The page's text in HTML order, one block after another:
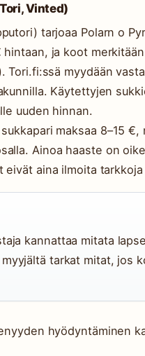
Vinted)
tarjoaa Polarn o
ja koot
Tori.fi:ssä myydään
Käytettyjen
uuden hinnan.
maksaa 8–15
Ainoa haaste on
eivät aina ilmoita
kannattaa mitata
tarkat mitat, jos
hyödyntäminen